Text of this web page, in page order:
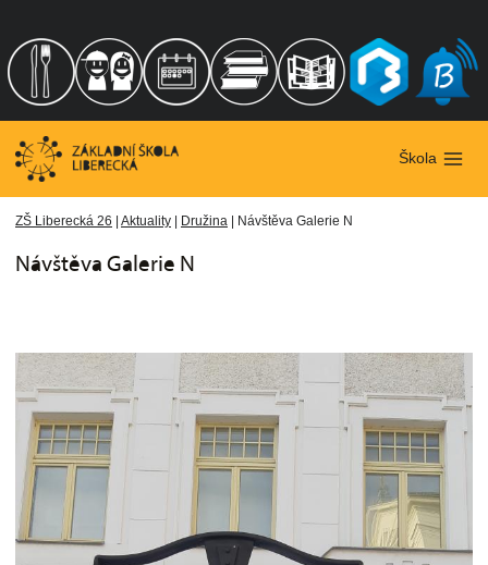
obsah
Škola
ZŠ Liberecká 26 | Aktuality | Družina | Návštěva Galerie N
Návštěva Galerie N